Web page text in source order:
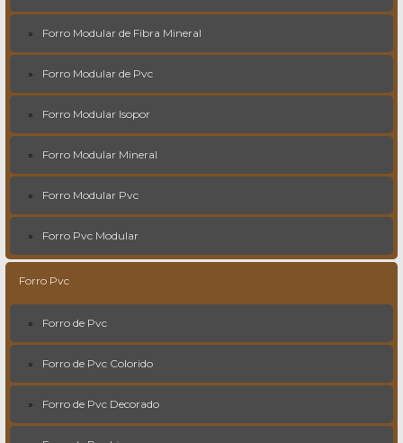
Forro Modular de Fibra Mineral
Forro Modular de Pvc
Forro Modular Isopor
Forro Modular Mineral
Forro Modular Pvc
Forro Pvc Modular
Forro Pvc
Forro de Pvc
Forro de Pvc Colorido
Forro de Pvc Decorado